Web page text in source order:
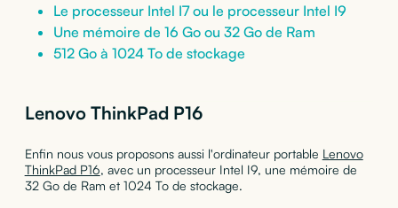
Le processeur Intel I7 ou le processeur Intel I9
Une mémoire de 16 Go ou 32 Go de Ram
512 Go à 1024 To de stockage
Lenovo ThinkPad P16
Enfin nous vous proposons aussi l'ordinateur portable Lenovo
ThinkPad P16, avec un processeur Intel I9, une mémoire de
32 Go de Ram et 1024 To de stockage.